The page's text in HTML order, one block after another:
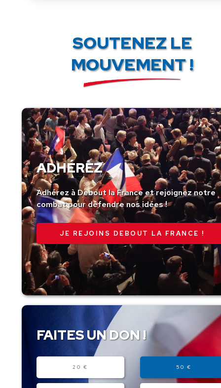
SOUTENEZ LE
MOUVEMENT !
ADHÉREZ
Adhérez à Debout la France et rejoignez notre
combat pour défendre nos idées !
JE REJOINS DEBOUT LA FRANCE !
FAITES UN DON !
20 € 50 €